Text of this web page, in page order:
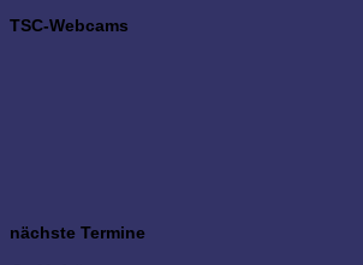
TSC-Webcams
nächste Termine